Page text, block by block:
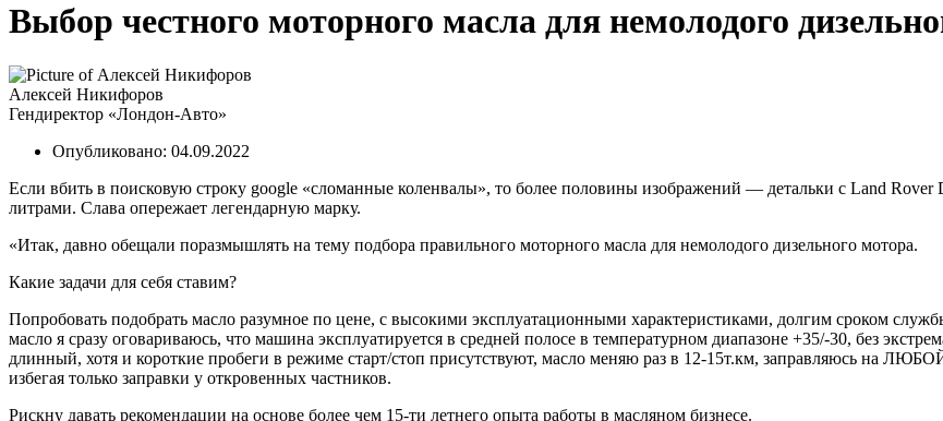
Выбор честного моторного масла для немолодого
Алексей Никифоров
Гендиректор «Лондон-Авто»
Опубликовано: 04.09.2022
Если вбить в поисковую строку google «сломанные коленвалы», то более половины изображений — детальки с Land
литрами. Слава опережает легендарную марку.
«Итак, давно обещали поразмышлять на тему подбора правильного моторного масла для немолодого дизельного мотора.
Какие задачи для себя ставим?
Попробовать подобрать масло разумное по цене, с высокими эксплуатационными характеристиками, долгим сроком
масло я сразу оговариваюсь, что машина эксплуатируется в средней полосе в температурном диапазоне +35/-30, без
длинный, хотя и короткие пробеги в режиме старт/стоп присутствуют, масло меняю раз в 12-15т.км, заправляюсь на
избегая только заправки у откровенных частников.
Рискну давать рекомендации на основе более чем 15-ти летнего опыта работы в масляном бизнесе.